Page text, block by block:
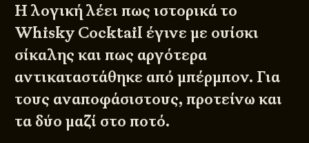
Η λογική λέει πως ιστορικά το
Whisky Cocktail έγινε με ουίσκι
σίκαλης και πως αργότερα
αντικαταστάθηκε από μπέρμπον. Για
τους αναποφάσιστους, προτείνω και
τα δύο μαζί στο ποτό.